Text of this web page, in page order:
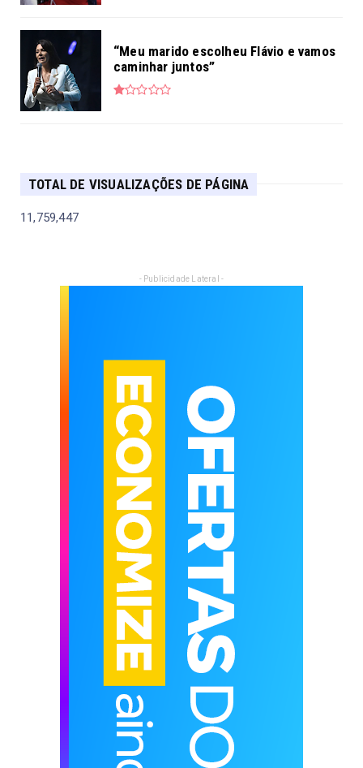
“Meu marido escolheu Flávio e vamos
caminhar juntos”
TOTAL DE VISUALIZAÇÕES DE PÁGINA
11,759,447
- Publicidade Lateral -